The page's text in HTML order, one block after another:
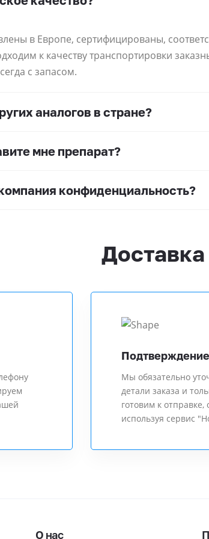
в Европе, сертифицированы,
к качеству транспортировки
с запасом.
аналогов в стране?
мне препарат?
конфиденциальность?
Доставка
Подтверждение
Мы обязательно
детали заказа и
готовим к отправке,
используя сервис
О нас